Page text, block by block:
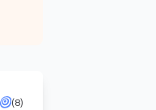
(8)